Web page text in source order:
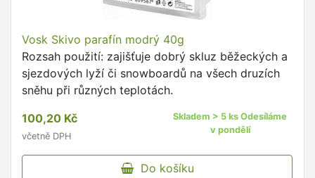
Vosk Skivo parafín modrý 40g
Rozsah použití: zajišťuje dobrý skluz běžeckých a
sjezdových lyží či snowboardů na všech druzích
sněhu při různých teplotách.
100,20 Kč
včetně DPH
Skladem > 5 ks Odesíláme
v pondělí
Do košíku